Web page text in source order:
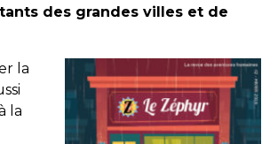
des grandes villes et de
la
la